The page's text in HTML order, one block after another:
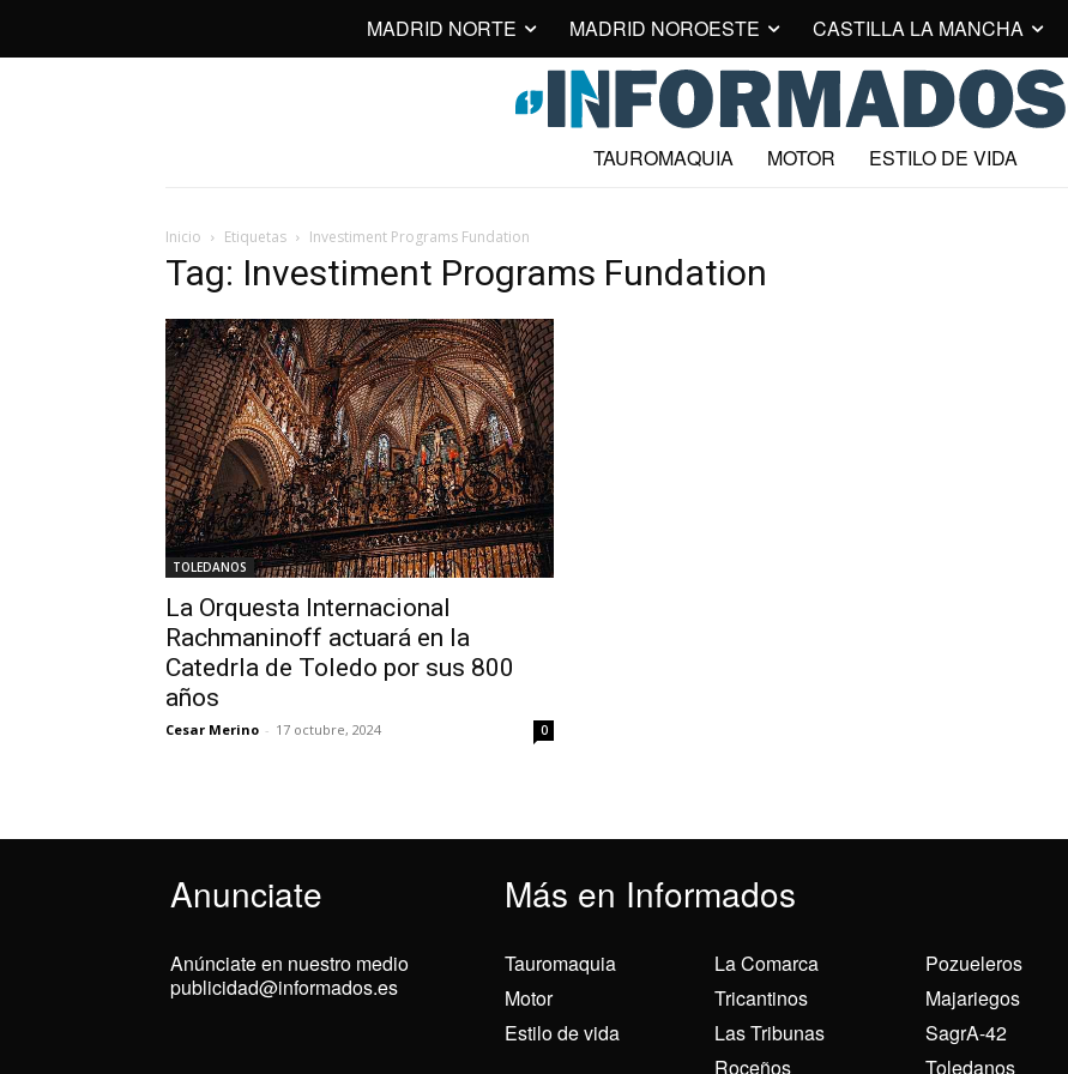
MADRID NORTE MADRID NOROESTE CASTILLA LA MANCHA
TAUROMAQUIA MOTOR ESTILO DE VIDA
Inicio Etiquetas Investiment Programs Fundation
Tag: Investiment Programs Fundation
TOLEDANOS
La Orquesta Internacional
Rachmaninoff actuará en la
Catedrla de Toledo por sus 800
años
Cesar Merino - 17 octubre, 2024 0
Anunciate Más en Informados
Anúnciate en nuestro medio
publicidad@informados.es
Tauromaquia
Motor
Estilo de vida
La Comarca
Tricantinos
Las Tribunas
Roceños
Pozueleros
Majariegos
SagrA-42
Toledanos